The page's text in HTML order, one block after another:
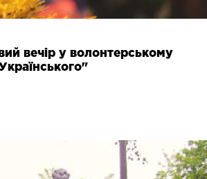
вечір у волонтерському